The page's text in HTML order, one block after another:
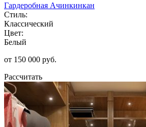
Гардеробная Ачинкинкан
Стиль:
Классический
Цвет:
Белый
от 150 000 руб.
Рассчитать